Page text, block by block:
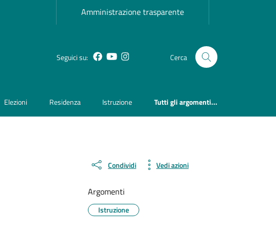
Amministrazione trasparente
Seguici su: Facebook
YouTubeInstagram Cerca
Elezioni Residenza Istruzione Tutti gli argomenti...
Condividi Vedi azioni
Argomenti
Istruzione